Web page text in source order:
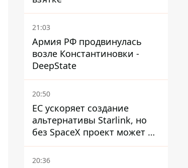
21:03
Армия РФ продвинулась
возле Константиновки -
DeepState
20:50
ЕС ускоряет создание
альтернативы Starlink, но
без SpaceX проект может не
обойтись
20:36